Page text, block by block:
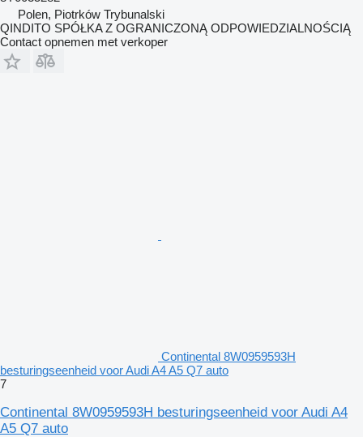
Polen, Piotrków Trybunalski
QINDITO SPÓŁKA Z OGRANICZONĄ ODPOWIEDZIALNOŚCIĄ
Contact opnemen met verkoper
Continental 8W0959593H
besturingseenheid voor Audi A4 A5 Q7 auto
7
Continental 8W0959593H besturingseenheid voor Audi A4
A5 Q7 auto